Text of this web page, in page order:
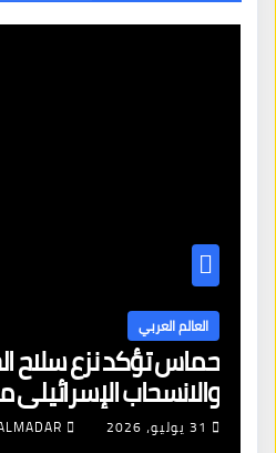
العالم العربي
حماس تؤكد نزع سلاح
والانسحاب
31 يوليو، 2026